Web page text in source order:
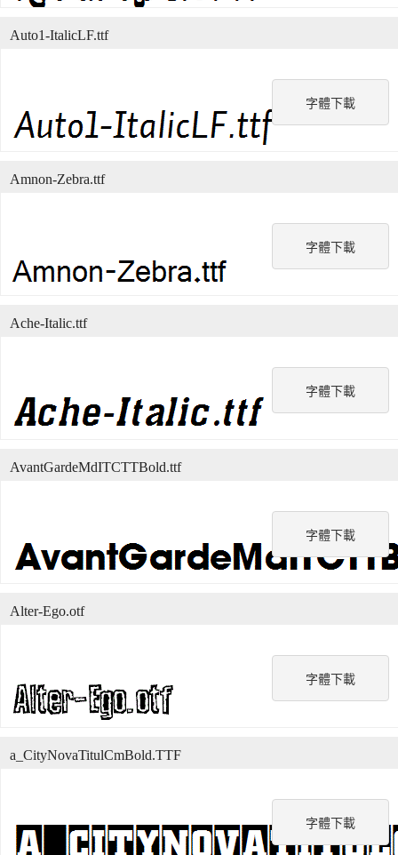
字體下載
Auto1-ItalicLF.ttf
字體下載
Amnon-Zebra.ttf
字體下載
Ache-Italic.ttf
字體下載
AvantGardeMdITCTTBold.ttf
字體下載
Alter-Ego.otf
字體下載
a_CityNovaTitulCmBold.TTF